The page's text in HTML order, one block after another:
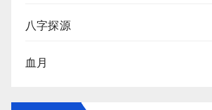
八字探源
血月